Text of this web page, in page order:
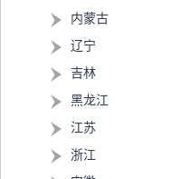
内蒙古
辽宁
吉林
黑龙江
江苏
浙江